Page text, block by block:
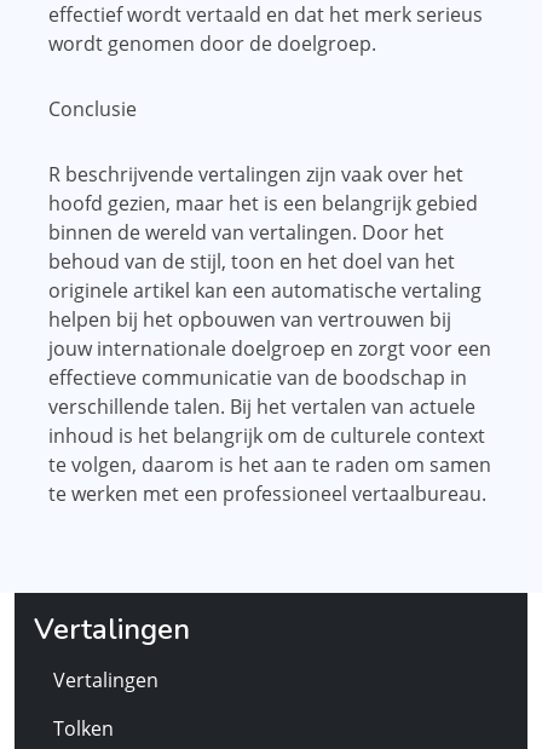
effectief wordt vertaald en dat het merk serieus
wordt genomen door de doelgroep.
Conclusie
R beschrijvende vertalingen zijn vaak over het
hoofd gezien, maar het is een belangrijk gebied
binnen de wereld van vertalingen. Door het
behoud van de stijl, toon en het doel van het
originele artikel kan een automatische vertaling
helpen bij het opbouwen van vertrouwen bij
jouw internationale doelgroep en zorgt voor een
effectieve communicatie van de boodschap in
verschillende talen. Bij het vertalen van actuele
inhoud is het belangrijk om de culturele context
te volgen, daarom is het aan te raden om samen
te werken met een professioneel vertaalbureau.
Vertalingen
Vertalingen
Tolken